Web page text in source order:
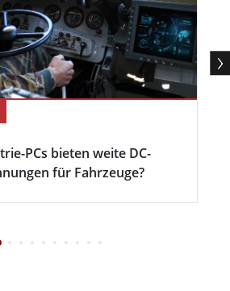
PCs bieten weite DC-
für Fahrzeuge?